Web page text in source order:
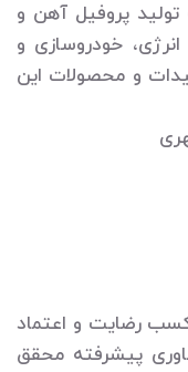
پروفیل آهن و
انرژی، خودروسازی و
و محصولات این
رضایت و اعتماد
پیشرفته محقق